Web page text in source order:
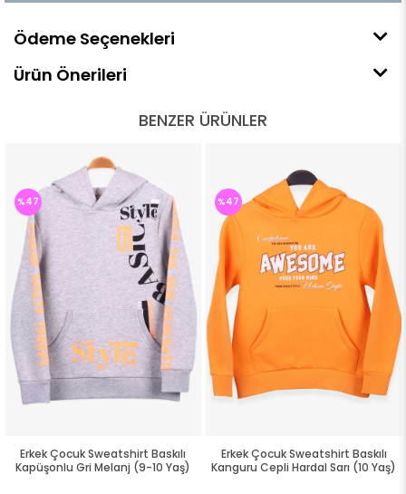
Ödeme Seçenekleri
Ürün Önerileri
BENZER ÜRÜNLER
Erkek Çocuk Sweatshirt Baskılı
Kapüşonlu Gri Melanj (9-10 Yaş)
%47
Erkek Çocuk Sweatshirt Baskılı
Kanguru Cepli Hardal Sarı (10 Yaş)
%47